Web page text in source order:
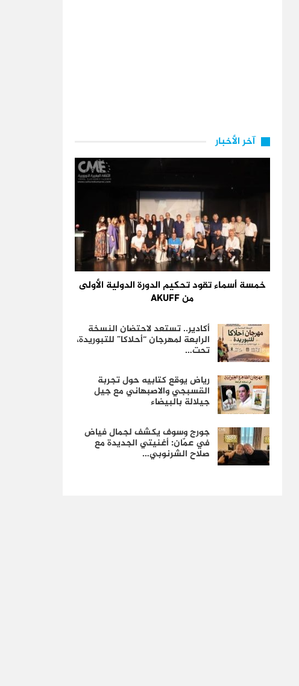
آخر الأخبار
خمسة أسماء تقود تحكيم الدورة الدولية الأولى
من AKUFF
أكادير.. تستعد لاحتضان النسخة
الرابعة لمهرجان “أحلاكا” للتبوريدة،
تحت…
رياض يوقع كتابيه حول تجربة
القسبجي والاصبهاني مع جيل
جيلالة بالبيضاء
جورج وسوف يكشف لجمال فياض
في عمّان: أغنيتي الجديدة مع
صلاح الشرنوبي…